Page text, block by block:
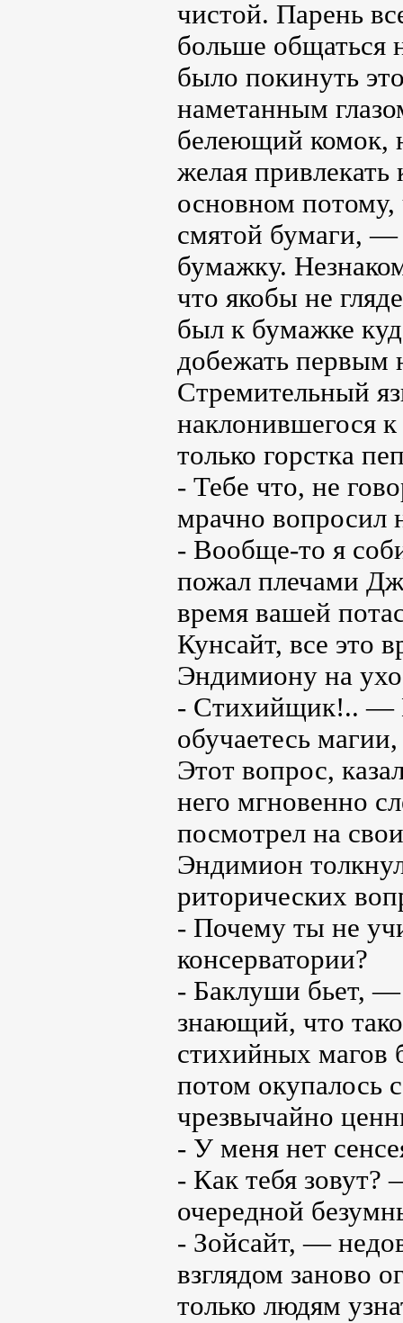
чистой. Парень
больше общаться
было покинуть
наметанным
белеющий комок,
желая
основном
смятой бумаги, —
бумажку.
что якобы не
был к бумажке
добежать первым
Стремительный
наклонившегося
только горстка
- Тебе что, не
мрачно вопросил
- Вообще-то я
пожал плечами
время вашей
Кунсайт, все это
Эндимиону на
- Стихийщик!.. —
обучаетесь
Этот вопрос,
него мгновенно
посмотрел на
Эндимион
риторических
- Почему ты не
консерватории?
- Баклуши бьет,
знающий, что
стихийных магов
потом окупалось
чрезвычайно
- У меня нет
- Как тебя
очередной
- Зойсайт, —
взглядом заново
только людям